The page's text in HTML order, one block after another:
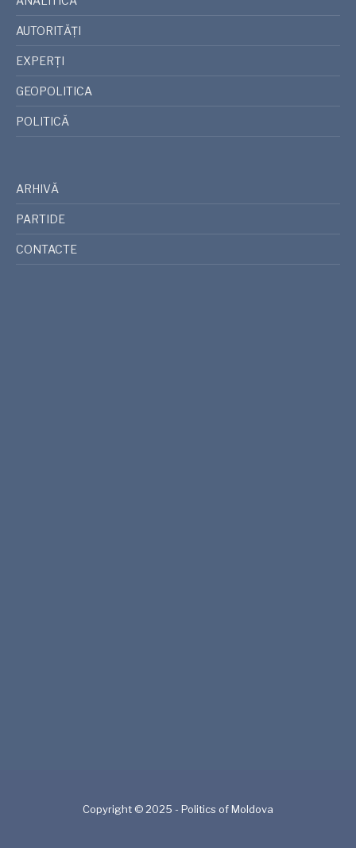
AUTORITĂȚI
EXPERȚI
GEOPOLITICA
POLITICĂ
ARHIVĂ
PARTIDE
CONTACTE
Copyright © 2025 - Politics of Moldova